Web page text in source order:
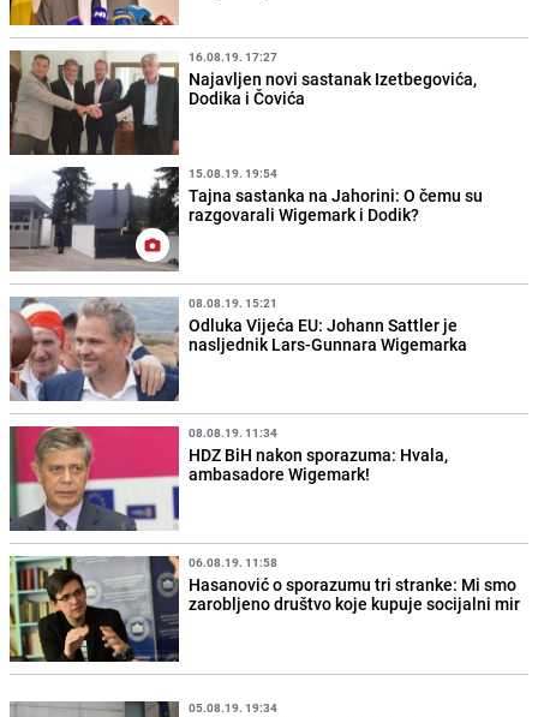
16.08.19. 17:27
Najavljen novi sastanak Izetbegovića,
Dodika i Čovića
15.08.19. 19:54
Tajna sastanka na Jahorini: O čemu su
razgovarali Wigemark i Dodik?
08.08.19. 15:21
Odluka Vijeća EU: Johann Sattler je
nasljednik Lars-Gunnara Wigemarka
08.08.19. 11:34
HDZ BiH nakon sporazuma: Hvala,
ambasadore Wigemark!
06.08.19. 11:58
Hasanović o sporazumu tri stranke: Mi smo
zarobljeno društvo koje kupuje socijalni mir
05.08.19. 19:34